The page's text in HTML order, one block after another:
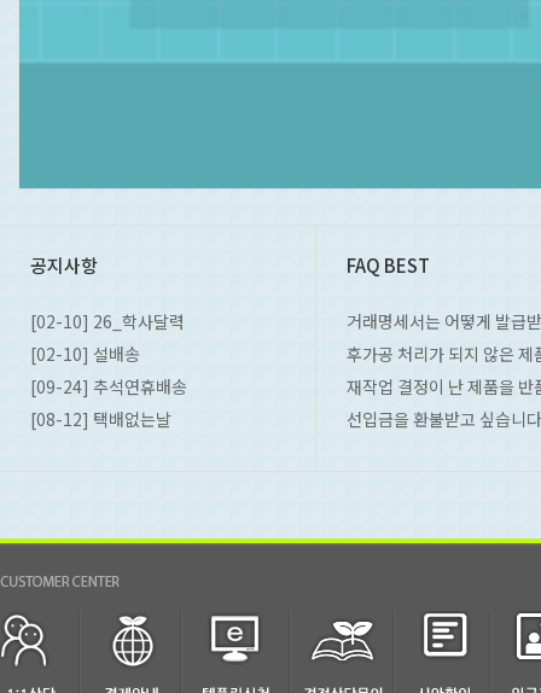
공지사항
[02-10] 26_학사달력
[02-10] 설배송
[09-24] 추석연휴배송
[08-12] 택배없는날
FAQ BEST
거래명세서는 어떻게 발급
후가공 처리가 되지 않은 제
재작업 결정이 난 제품을 반
선입금을 환불받고 싶습니